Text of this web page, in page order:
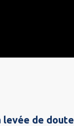
levée de doute